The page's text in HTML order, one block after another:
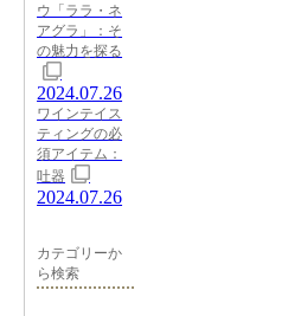
ウ「ララ・ネ
アグラ」：そ
の魅力を探る
2024.07.26
ワインテイス
ティングの必
須アイテム：
吐器
2024.07.26
カテゴリーか
ら検索